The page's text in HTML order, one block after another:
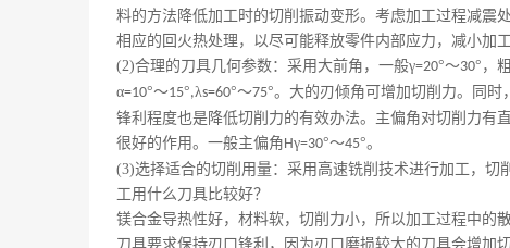
料的方法降低加工时的切削振动变形。考虑加工过程减震
相应的回火热处理，以尽可能释放零件内部应力，减小加工
(2)合理的刀具几何参数：采用大前角，一般γ=20°～30°，
α=10°～15°,λs=60°～75°。大的刃倾角可增加切削力。同
锋利程度也是降低切削力的有效办法。主偏角对切削力有
很好的作用。一般主偏角Hγ=30°～45°。
(3)选择适合的切削用量：采用高速铣削技术进行加工，
工用什么刀具比较好？
镁合金导热性好，材料软，切削力小，所以加工过程中的
刀具要求保持刃口锋利，因为刃口磨损较大的刀具会增加